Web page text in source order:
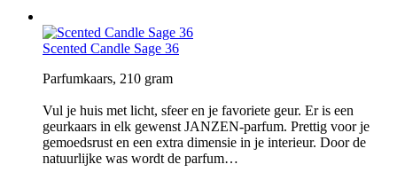
Scented Candle Sage 36
Parfumkaars, 210 gram
Vul je huis met licht, sfeer en je favoriete geur. Er is een
geurkaars in elk gewenst JANZEN-parfum. Prettig voor je
gemoedsrust en een extra dimensie in je interieur. Door de
natuurlijke was wordt de parfum…